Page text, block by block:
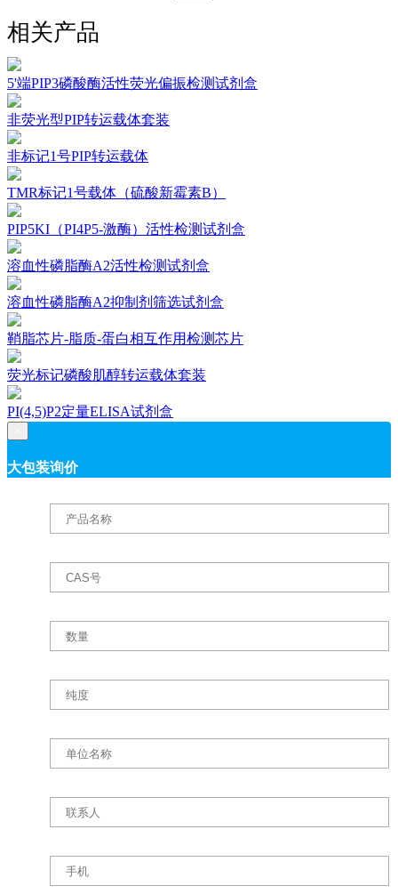
相关产品
5'端PIP3磷酸酶活性荧光偏振检测试剂盒
非荧光型PIP转运载体套装
非标记1号PIP转运载体
TMR标记1号载体（硫酸新霉素B）
PIP5KI（PI4P5-激酶）活性检测试剂盒
溶血性磷脂酶A2活性检测试剂盒
溶血性磷脂酶A2抑制剂筛选试剂盒
鞘脂芯片-脂质-蛋白相互作用检测芯片
荧光标记磷酸肌醇转运载体套装
PI(4,5)P2定量ELISA试剂盒
大包装询价